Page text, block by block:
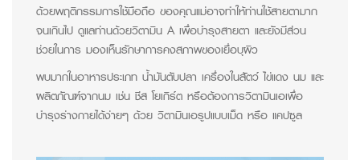
ด้วยพฤติกรรมการใช้มือถือ ของคุณแม่อาจทำให้ท่านใช้สายตามาก
จนเกินไป ดูแลท่านด้วยวิตามิน A เพื่อบำรุงสายตา และยังมีส่วน
ช่วยในการ มองเห็นรักษาการคงสภาพของเยื่อบุผิว
พบมากในอาหารประเภท น้ำมันตับปลา เครื่องในสัตว์ ไข่แดง นม และ
ผลิตภัณฑ์จากนม เช่น ชีส โยเกิร์ต หรือต้องการวิตามินเอเพื่อ
บำรุงร่างกายได้ง่ายๆ ด้วย วิตามินเอรูปแบบเม็ด หรือ แคปซูล